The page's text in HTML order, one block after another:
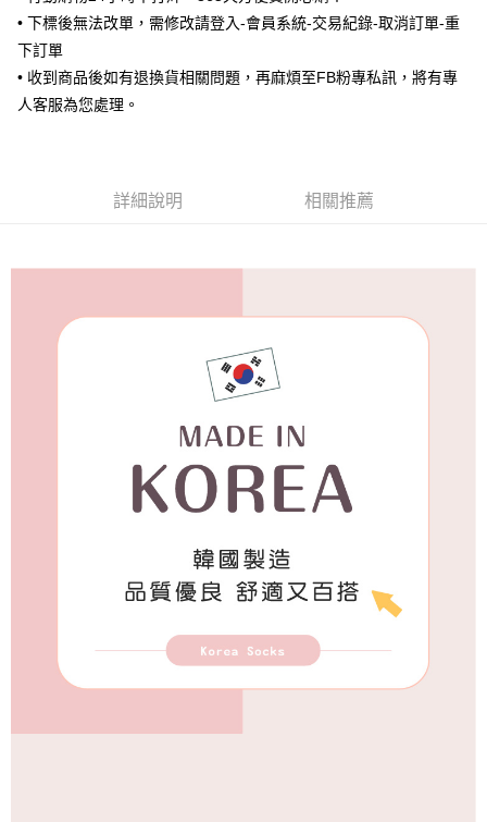
全家取貨付款
每筆NT$65，滿NT$688(含以上)免運費
付款後全家取貨
每筆NT$80，滿NT$1,000(含以上)免運費
每筆NT$125，滿NT$1,500(含以上)免運費
• 下標後無法改單，需修改請登入-會員系統-交易紀錄-取消訂單-重
下訂單
• 收到商品後如有退換貨相關問題，再麻煩至FB粉專私訊，將有專
人客服為您處理。
詳細說明 相關推薦